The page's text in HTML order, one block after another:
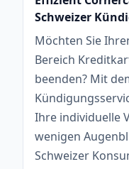
Schweizer
Möchten Sie
Bereich
beenden? Mit
Ihre individuelle
wenigen
Schweizer